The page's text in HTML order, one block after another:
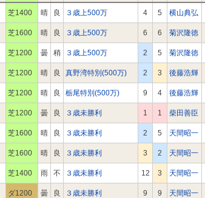
芝1400 晴 良 ３歳上500万 4 5 横山典弘
芝1600 晴 良 ３歳上500万 6 6 菊沢隆徳
芝1200 曇 稍 ３歳上500万 2 5 菊沢隆徳
芝1200 晴 良 真野湾特別(500万) 2 3 後藤浩輝
芝1200 晴 良 栃尾特別(500万) 9 4 後藤浩輝
芝1200 曇 良 ３歳未勝利 1 1 柴田善臣
芝1600 晴 良 ３歳未勝利 2 5 天間昭一
芝1600 晴 良 ３歳未勝利 3 2 天間昭一
芝1400 雨 不 ３歳未勝利 12 3 天間昭一
ダ1200 曇 良 ３歳未勝利 9 9 天間昭一